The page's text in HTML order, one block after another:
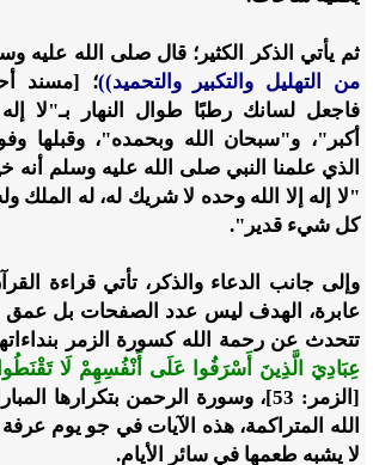
ثم يأتي الذكر الكثير؛ قال صلى الله عليه
من التهليل والتكبير والتحميد))
فاجعل لسانك رطبًا طوال النهار بـ"لا إله
أكبر"، و"سبحان الله وبحمده"، وقبلها
الذي علمنا النبي صلى الله عليه وسلم أنه
"لا إله إلا الله وحده لا شريك له، له الملك
كل شيء قدير".
وإلى جانب الدعاء والذكر، تأتي قراءة
عابرة، الهدف ليس عدد الصفحات بل عمق
تتحدث عن رحمة الله كسورة الزمر
عِبَادِيَ الَّذِينَ أَسْرَفُوا عَلَى أَنْفُسِهِمْ لَا
[الزمر: 53]، وسورة الرحمن بتكرارها
الله المتراكمة، هذه الآيات في جو يوم
لا يشبه طعمها في سائر الأيام.